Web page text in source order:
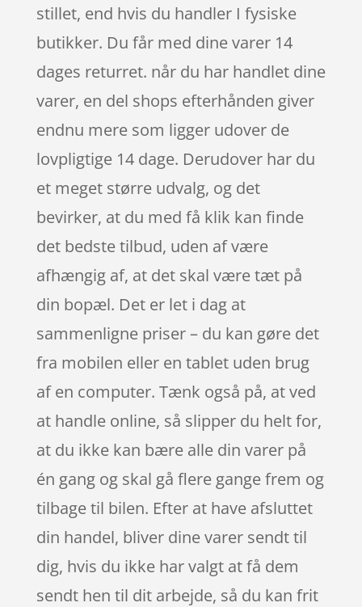
stillet, end hvis du handler I fysiske
butikker. Du får med dine varer 14
dages returret. når du har handlet dine
varer, en del shops efterhånden giver
endnu mere som ligger udover de
lovpligtige 14 dage. Derudover har du
et meget større udvalg, og det
bevirker, at du med få klik kan finde
det bedste tilbud, uden af være
afhængig af, at det skal være tæt på
din bopæl. Det er let i dag at
sammenligne priser – du kan gøre det
fra mobilen eller en tablet uden brug
af en computer. Tænk også på, at ved
at handle online, så slipper du helt for,
at du ikke kan bære alle din varer på
én gang og skal gå flere gange frem og
tilbage til bilen. Efter at have afsluttet
din handel, bliver dine varer sendt til
dig, hvis du ikke har valgt at få dem
sendt hen til dit arbejde, så du kan frit